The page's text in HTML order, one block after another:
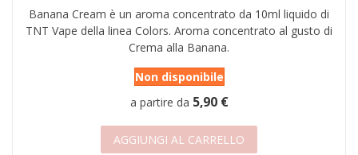
Banana Cream è un aroma concentrato da 10ml liquido di
TNT Vape della linea Colors. Aroma concentrato al gusto di
Crema alla Banana.
Non disponibile
a partire da 5,90 €
AGGIUNGI AL CARRELLO